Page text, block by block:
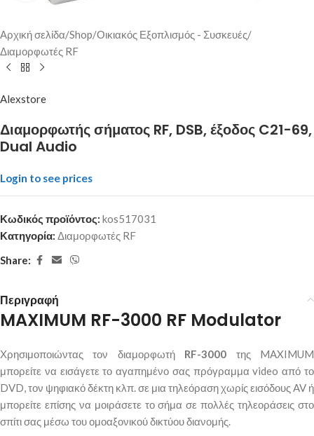
Αρχική σελίδα/Shop/Οικιακός Εξοπλισμός - Συσκευές/
Διαμορφωτές RF
Alexstore
Διαμορφωτής σήματος RF, DSB, έξοδος C21-69,
Dual Audio
Login to see prices
Κωδικός προϊόντος: kos517031
Κατηγορία: Διαμορφωτές RF
Share:
Περιγραφή
MAXIMUM RF-3000 RF Modulator
Χρησιμοποιώντας τον διαμορφωτή RF-3000 της MAXIMUM
μπορείτε να εισάγετε το αγαπημένο σας πρόγραμμα video από το
DVD, τον ψηφιακό δέκτη κλπ. σε μια τηλεόραση χωρίς εισόδους AV ή
μπορείτε επίσης να μοιράσετε το σήμα σε πολλές τηλεοράσεις στο
σπίτι σας μέσω του ομοαξονικού δικτύου διανομής.